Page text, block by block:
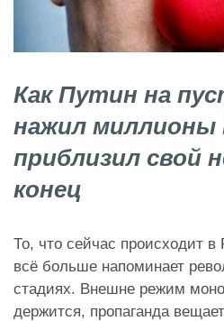
Как Путин на
нажил миллионы
приблизил свой
конец
То, что сейчас происходит в
всё больше напоминает
стадиях. Внешне режим
держится, пропаганда